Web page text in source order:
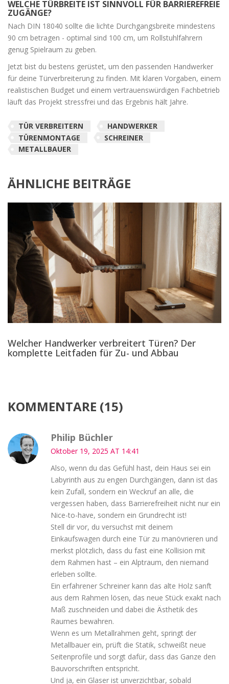
WELCHE TÜRBREITE IST SINNVOLL FÜR BARRIEREFREIE
ZUGÄNGE?
Nach DIN 18040 sollte die lichte Durchgangsbreite mindestens
90 cm betragen - optimal sind 100 cm, um Rollstuhlfahrern
genug Spielraum zu geben.
Jetzt bist du bestens gerüstet, um den passenden Handwerker
für deine Türverbreiterung zu finden. Mit klaren Vorgaben, einem
realistischen Budget und einem vertrauenswürdigen Fachbetrieb
läuft das Projekt stressfrei und das Ergebnis hält Jahre.
TÜR VERBREITERN
HANDWERKER
TÜRENMONTAGE
SCHREINER
METALLBAUER
ÄHNLICHE BEITRÄGE
Welcher Handwerker verbreitert Türen? Der
komplette Leitfaden für Zu- und Abbau
KOMMENTARE (15)
Philip Büchler
Oktober 19, 2025 AT 14:41
Also, wenn du das Gefühl hast, dein Haus sei ein
Labyrinth aus zu engen Durchgängen, dann ist das
kein Zufall, sondern ein Weckruf an alle, die
vergessen haben, dass Barrierefreiheit nicht nur ein
Nice-to-have, sondern ein Grundrecht ist!
Stell dir vor, du versuchst mit deinem
Einkaufswagen durch eine Tür zu manövrieren und
merkst plötzlich, dass du fast eine Kollision mit
dem Rahmen hast – ein Alptraum, den niemand
erleben sollte.
Ein erfahrener Schreiner kann das alte Holz sanft
aus dem Rahmen lösen, das neue Stück exakt nach
Maß zuschneiden und dabei die Ästhetik des
Raumes bewahren.
Wenn es um Metallrahmen geht, springt der
Metallbauer ein, prüft die Statik, schweißt neue
Seitenprofile und sorgt dafür, dass das Ganze den
Bauvorschriften entspricht.
Und ja, ein Glaser ist unverzichtbar, sobald